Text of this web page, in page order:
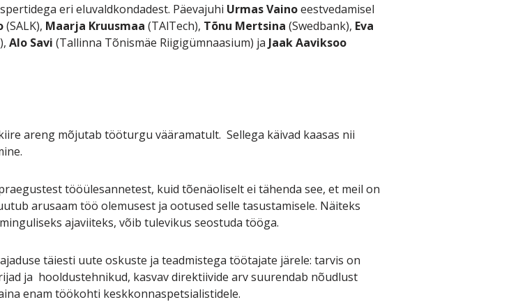
eri eluvaldkondadest. Päevajuhi Urmas Vainoeestvedamisel
(SALK), Maarja Kruusmaa (TAlTech), Tõnu Mertsina (Swedbank), Eva
Alo Savi (Tallinna Tõnismäe Riigigümnaasium) ja Jaak Aaviksoo
areng mõjutab tööturgu vääramatult. Sellega käivad kaasas nii
tööülesannetest, kuid tõenäoliselt ei tähenda see, et meil on
arusaam töö olemusest ja ootused selle tasustamisele. Näiteks
ajaviiteks, võib tulevikus seostuda tööga.
täiesti uute oskuste ja teadmistega töötajate järele: tarvis on
ja hooldustehnikud, kasvav direktiivide arv suurendab nõudlust
enam töökohti keskkonnaspetsialistidele.